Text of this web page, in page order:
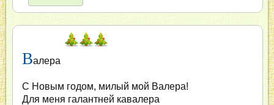
Валера
С Новым годом, милый мой Валера!
Для меня галантней кавалера